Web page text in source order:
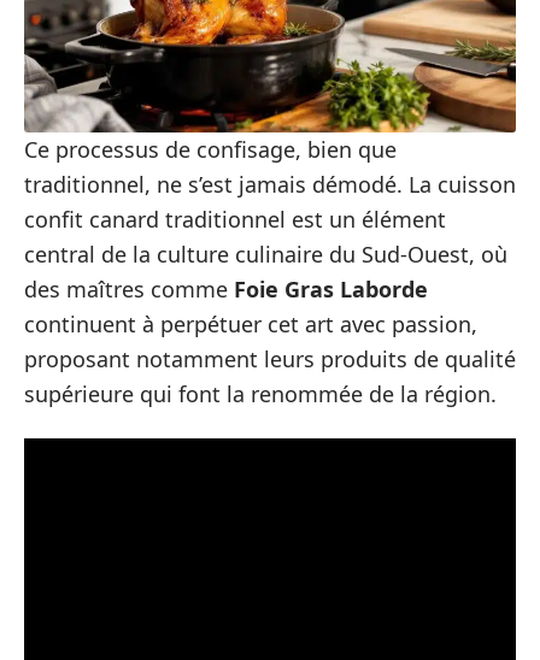
Ce processus de confisage, bien que
traditionnel, ne s’est jamais démodé. La cuisson
confit canard traditionnel est un élément
central de la culture culinaire du Sud-Ouest, où
des maîtres comme Foie Gras Laborde
continuent à perpétuer cet art avec passion,
proposant notamment leurs produits de qualité
supérieure qui font la renommée de la région.